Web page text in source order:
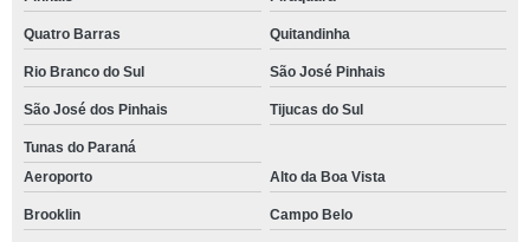
Quatro Barras Quitandinha
Rio Branco do Sul São José Pinhais
São José dos Pinhais Tijucas do Sul
Tunas do Paraná
Aeroporto
Alto da Boa Vista
Brooklin Campo Belo